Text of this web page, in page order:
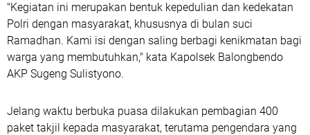
"Kegiatan ini merupakan bentuk kepedulian dan kedekatan
Polri dengan masyarakat, khususnya di bulan suci
Ramadhan. Kami isi dengan saling berbagi kenikmatan bagi
warga yang membutuhkan," kata Kapolsek Balongbendo
AKP Sugeng Sulistyono.
Jelang waktu berbuka puasa dilakukan pembagian 400
paket takjil kepada masyarakat, terutama pengendara yang